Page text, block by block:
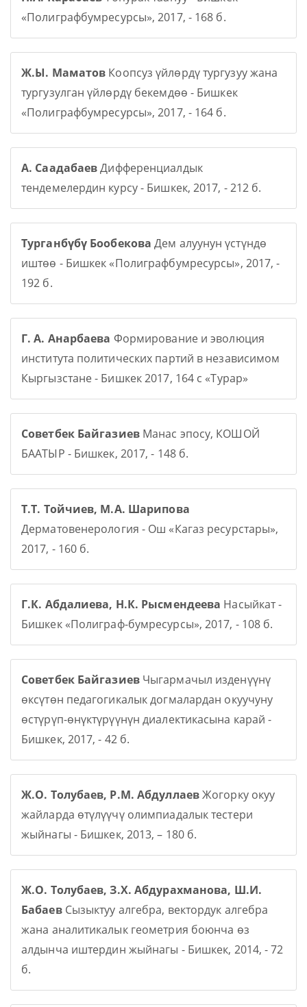
«Полиграфбумресурсы», 2017, - 168 б.
Ж.Ы. Маматов Коопсуз үйлөрдү тургузуу жана
тургузулган үйлөрдү бекемдөө - Бишкек
«Полиграфбумресурсы», 2017, - 164 б.
А. СаадабаевДифференциалдык
тендемелердин курсу - Бишкек, 2017, - 212 б.
Турганбүбү Бообекова Дем алуунун үстүндө
иштөө - Бишкек «Полиграфбумресурсы», 2017, -
192 б.
Г. А. Анарбаева Формирование и эволюция
института политических партий в независимом
Кыргызстане - Бишкек 2017, 164 с «Турар»
Советбек БайгазиевМанас эпосу, КОШОЙ
БААТЫР - Бишкек, 2017, - 148 б.
Т.Т. Тойчиев, М.А. Шарипова
Дерматовенерология - Ош «Кагаз ресурстары»,
2017, - 160 б.
Г.К. Абдалиева, Н.К. Рысмендеева Насыйкат -
Бишкек «Полиграф-бумресурсы», 2017, - 108 б.
Советбек БайгазиевЧыгармачыл изденүүнү
өксүтөн педагогикалык догмалардан окуучуну
өстүрүп-өнүктүрүүнүн диалектикасына карай -
Бишкек, 2017, - 42 б.
Ж.О. Толубаев, Р.М. АбдуллаевЖогорку окуу
жайларда өтүлүүчү олимпиадалык тестери
жыйнагы - Бишкек, 2013, – 180 б.
Ж.О. Толубаев, З.Х. Абдурахманова, Ш.И.
БабаевСызыктуу алгебра, вектордук алгебра
жана аналитикалык геометрия боюнча өз
алдынча иштердин жыйнагы - Бишкек, 2014, - 72
б.